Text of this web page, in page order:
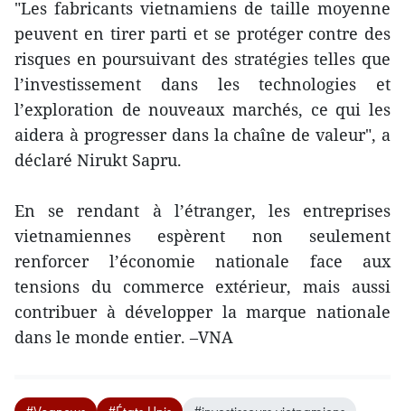
"Les fabricants vietnamiens de taille moyenne
peuvent en tirer parti et se protéger contre des
risques en poursuivant des stratégies telles que
l’investissement dans les technologies et
l’exploration de nouveaux marchés, ce qui les
aidera à progresser dans la chaîne de valeur", a
déclaré Nirukt Sapru.
En se rendant à l’étranger, les entreprises
vietnamiennes espèrent non seulement
renforcer l’économie nationale face aux
tensions du commerce extérieur, mais aussi
contribuer à développer la marque nationale
dans le monde entier. –VNA